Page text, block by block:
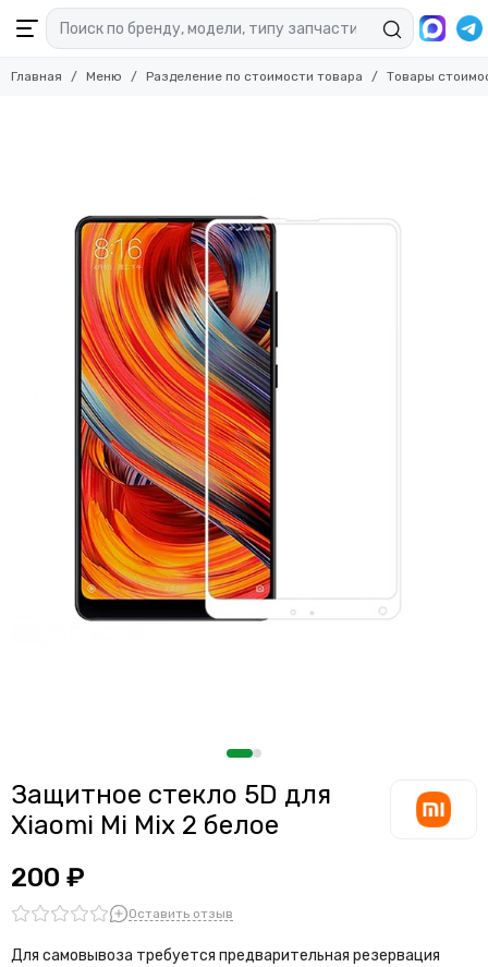
Главная Меню Разделение по стоимости товара Товары
Защитное стекло 5D для
Xiaomi Mi Mix 2 белое
200 ₽
Оставить отзыв
Для самовывоза требуется предварительная резервация